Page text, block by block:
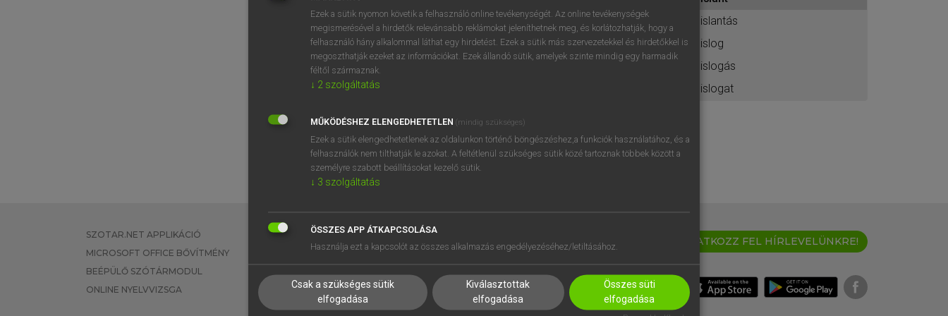
BELÉPÉS
próbaverziójának elindításához
regisztrálok ésbelépek.
REGISZTRÁCIÓ
pislantás
pislog
pislogás
pislogat
SZOTAR.NET APPLIKÁCIÓ
MICROSOFT OFFICE BŐVÍTMÉNY
BEÉPÜLŐ SZÓTÁRMODUL
ONLINE NYELVVIZSGA
EGYÉNI FELHASZNÁLÓKNAK
TANULÓKNAK
VÁLLALATI MEGOLDÁSOK
SÚGÓ
RÓLUNK
SÜTI BEÁLLÍTÁSOK
IRATKOZZ FEL HÍRLEVELÜNKRE!
Ezek a sütik nyomon követik a felhasználó online tevékenységét. Az online tevékenységek
megismerésével a hirdetők relevánsabb reklámokat jeleníthetnek meg, és korlátozhatják, hogy a
felhasználó hány alkalommal láthat egy hirdetést. Ezek a sütik más szervezetekkel és hirdetőkkel is
megoszthatják ezeket az információkat. Ezek állandó sütik, amelyek szinte mindig egy harmadik
féltől származnak.
↓ 2 szolgáltatás
MŰKÖDÉSHEZ ELENGEDHETETLEN (mindig szükséges)
Ezek a sütik elengedhetetlenek az oldalunkon történő böngészéshez,a funkciók használatához, és a
felhasználók nem tilthatják le azokat. A feltétlenül szükséges sütik közé tartoznak többek között a
személyre szabott beállításokat kezelő sütik.
↓ 3 szolgáltatás
ÖSSZES APP ÁTKAPCSOLÁSA
Használja ezt a kapcsolót az összes alkalmazás engedélyezéséhez/letiltásához.
Csak a szükséges sütik
elfogadása
Kiválasztottak
elfogadása
Összes süti
elfogadása